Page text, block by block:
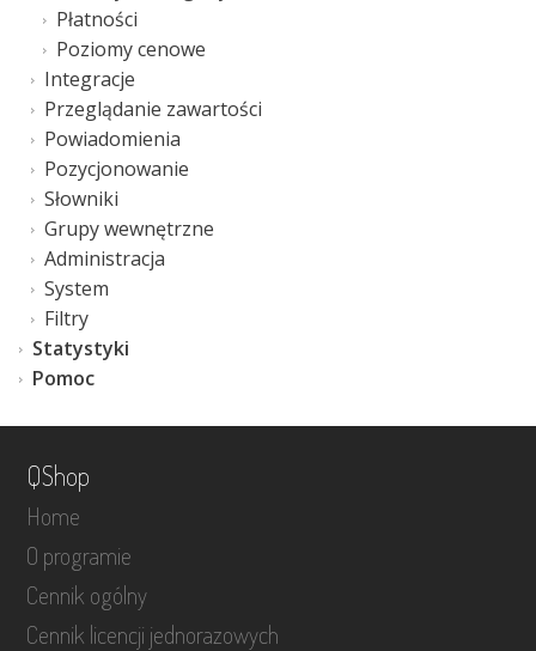
Płatności
Poziomy cenowe
Integracje
Przeglądanie zawartości
Powiadomienia
Pozycjonowanie
Słowniki
Grupy wewnętrzne
Administracja
System
Filtry
Statystyki
Pomoc
QShop
Home
O programie
Cennik ogólny
Cennik licencji jednorazowych